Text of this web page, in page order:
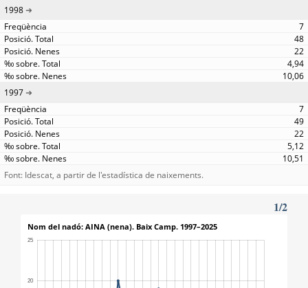
1998
7
48
22
4,94
10,06
1997
7
49
22
5,12
10,51
Font: Idescat, a partir de l'estadística de naixements.